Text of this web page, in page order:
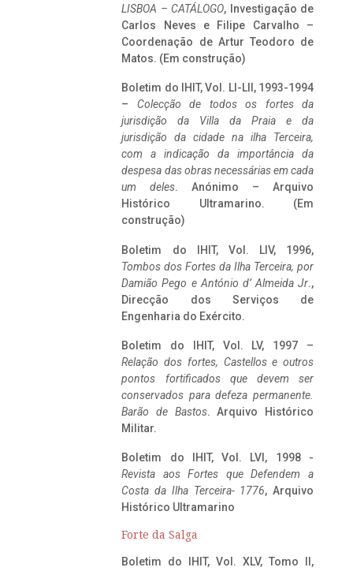
LISBOA – CATÁLOGO, Investigação de
Carlos Neves e Filipe Carvalho –
Coordenação de Artur Teodoro de
Matos. (Em construção)
Boletim do IHIT, Vol. LI-LII, 1993-1994
– Colecção de todos os fortes da
jurisdição da Villa da Praia e da
jurisdição da cidade na ilha Terceira,
com a indicação da importância da
despesa das obras necessárias em cada
um deles. Anónimo – Arquivo
Histórico Ultramarino. (Em
construção)
Boletim do IHIT, Vol. LIV, 1996,
Tombos dos Fortes da Ilha Terceira, por
Damião Pego e António d’ Almeida Jr.,
Direcção dos Serviços de
Engenharia do Exército.
Boletim do IHIT, Vol. LV, 1997 –
Relação dos fortes, Castellos e outros
pontos fortificados que devem ser
conservados para defeza permanente.
Barão de Bastos. Arquivo Histórico
Militar.
Boletim do IHIT, Vol. LVI, 1998 -
Revista aos Fortes que Defendem a
Costa da Ilha Terceira- 1776, Arquivo
Histórico Ultramarino
Forte da Salga
Boletim do IHIT, Vol. XLV, Tomo II,